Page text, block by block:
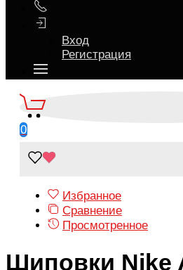
Вход
Регистрация
0
Избранное
Сравнение
Просмотренное
Шиповки Nike